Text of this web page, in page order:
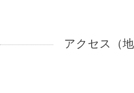
アクセス（地